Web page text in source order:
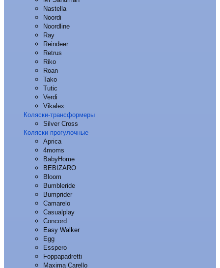
Nastella
Noordi
Noordline
Ray
Reindeer
Retrus
Riko
Roan
Tako
Tutic
Verdi
Vikalex
Коляски-трансформеры
Silver Cross
Коляски прогулочные
Aprica
4moms
BabyHome
BEBIZARO
Bloom
Bumbleride
Bumprider
Camarelo
Casualplay
Concord
Easy Walker
Egg
Esspero
Foppapadretti
Maxima Carello